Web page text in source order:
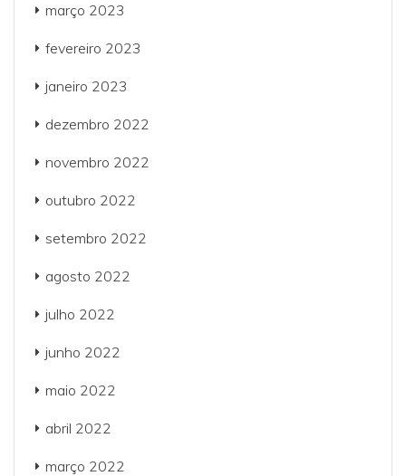
março 2023
fevereiro 2023
janeiro 2023
dezembro 2022
novembro 2022
outubro 2022
setembro 2022
agosto 2022
julho 2022
junho 2022
maio 2022
abril 2022
março 2022